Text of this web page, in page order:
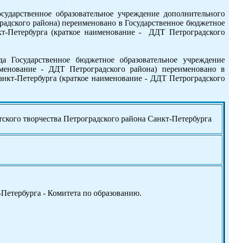
образовательное учреждение дополнительного
района) переименовано в Государственное бюджетное
Петербурга (краткое наименование - ДДТ Петроградского
бюджетное образовательное учреждение
- ДДТ Петроградского района) переименовано в
Петербурга (краткое наименование - ДДТ Петроградского
творчества Петроградского района Санкт-Петербурга
- Комитета по образованию.